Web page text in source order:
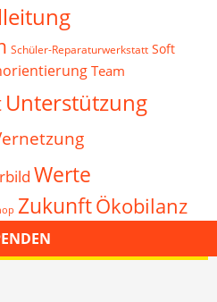
Schüler-Reparaturwerkstatt Soft
Team
Unterstützung
Werte
ZukunftÖkobilanz